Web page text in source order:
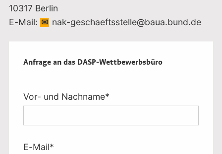
10317 Berlin
E-Mail:
nak-geschaeftsstelle@baua.bund.de
Anfrage an das DASP-Wettbewerbsbüro
Pflichtfeld
Vor- und Nachname*
Pflichtfeld
E-Mail*